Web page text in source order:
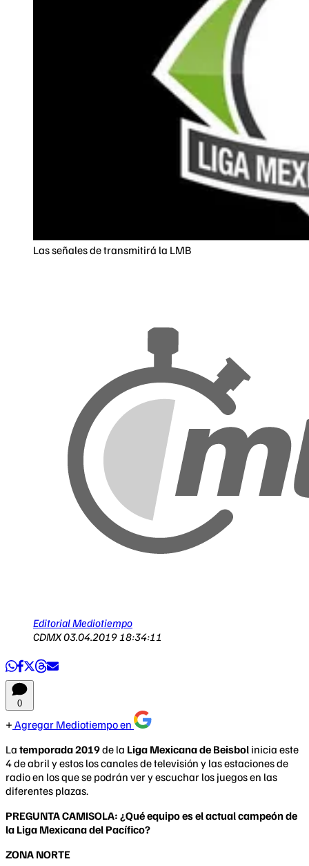
Las señales de transmitirá la LMB
Editorial Mediotiempo
CDMX03.04.2019 18:34:11
0
Agregar Mediotiempo en
La temporada 2019de la Liga Mexicana de Beisbol inicia este
4 de abril y estos los canales de televisión y las estaciones de
radio en los que se podrán ver y escuchar los juegos en las
diferentes plazas.
PREGUNTA CAMISOLA: ¿Qué equipo es el actual campeón de
la Liga Mexicana del Pacífico?
ZONA NORTE